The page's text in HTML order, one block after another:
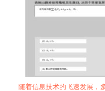
随着信息技术的飞速发展，